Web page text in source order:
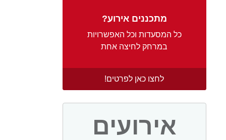
מתכננים אירוע?
כל המסעדות וכל האפשרויות
במרחק לחיצה אחת
לחצו כאן לפרטים!
אירועים